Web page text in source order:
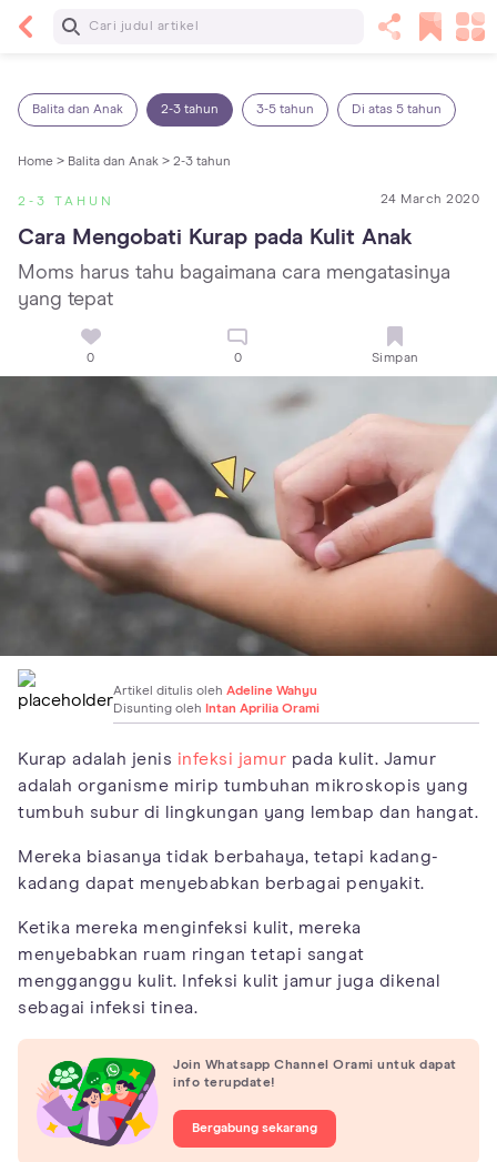
Baca Selanjutnya
Balita dan Anak 2-3 tahun 3-5 tahun Di atas 5 tahun
Home > Balita dan Anak > 2-3 tahun
2-3 TAHUN 24 March 2020
Cara Mengobati Kurap pada Kulit Anak
Moms harus tahu bagaimana cara mengatasinya
yang tepat
0 0 Simpan
Artikel ditulis oleh Adeline Wahyu
Disunting oleh Intan Aprilia Orami
Kurap adalah jenis infeksi jamur pada kulit. Jamur
adalah organisme mirip tumbuhan mikroskopis yang
tumbuh subur di lingkungan yang lembap dan hangat.
Mereka biasanya tidak berbahaya, tetapi kadang-
kadang dapat menyebabkan berbagai penyakit.
Ketika mereka menginfeksi kulit, mereka
menyebabkan ruam ringan tetapi sangat
mengganggu kulit. Infeksi kulit jamur juga dikenal
sebagai infeksi tinea.
Join Whatsapp Channel Orami untuk dapat
info terupdate!
Bergabung sekarang